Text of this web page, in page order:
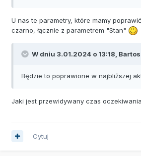
U nas te parametry, które mamy
czarno, łącznie z parametrem "Stan"
W dniu 3.01.2024 o 13:18,
Będzie to poprawione w najbliższej
Jaki jest przewidywany czas
Cytuj